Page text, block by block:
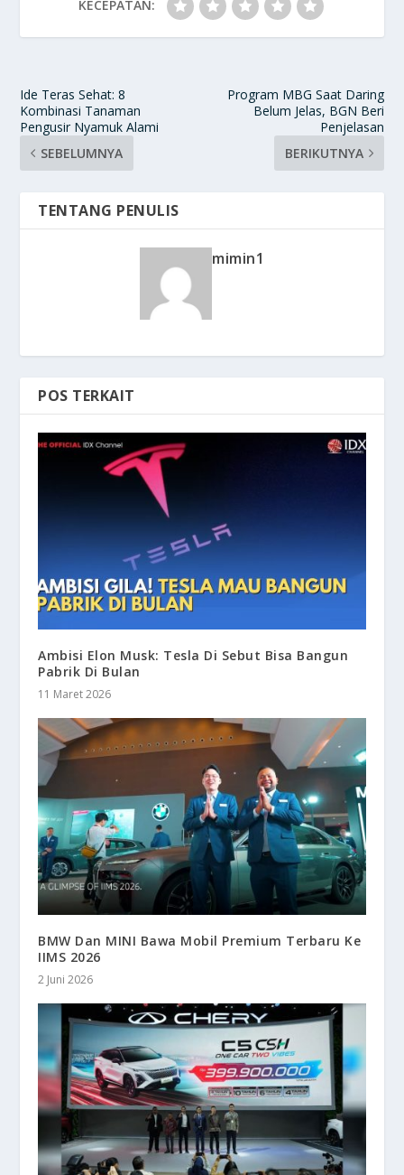
KECEPATAN:
Ide Teras Sehat: 8
Kombinasi Tanaman
Pengusir Nyamuk Alami
SEBELUMNYA
Program MBG Saat Daring
Belum Jelas, BGN Beri
Penjelasan
BERIKUTNYA
TENTANG PENULIS
mimin1
POS TERKAIT
Ambisi Elon Musk: Tesla Di Sebut Bisa Bangun
Pabrik Di Bulan
11 Maret 2026
BMW Dan MINI Bawa Mobil Premium Terbaru Ke
IIMS 2026
2 Juni 2026